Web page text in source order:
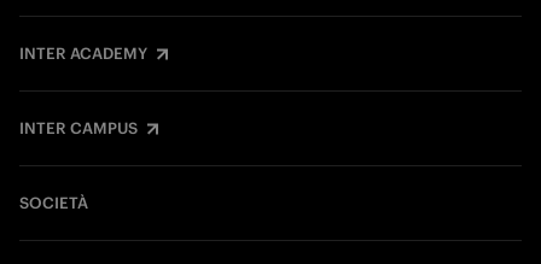
INTER ACADEMY
INTER CAMPUS
SOCIETÀ